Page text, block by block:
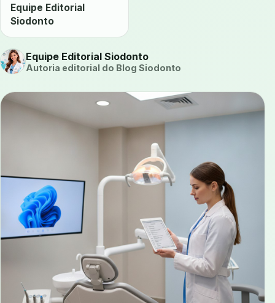
Equipe Editorial
Siodonto
Equipe Editorial Siodonto
Autoria editorial do Blog Siodonto